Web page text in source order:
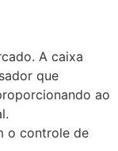
A caixa
que
ao
o controle de